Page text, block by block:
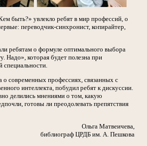
быть?» увлекло ребят в мир профессий, о
переводчик-синхронист, копирайтер,
ребятам о формуле оптимального выбора
Надо», которая будет полезна при
специальности.
о современных профессиях, связанных с
интеллекта, побудил ребят к дискуссии.
делились мнениями о том, какую
готовы ли преодолевать препятствия
Ольга Матвеичева,
библиограф ЦРДБ им. А. Пешкова